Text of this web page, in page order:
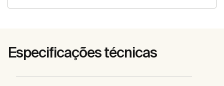
Especificações técnicas